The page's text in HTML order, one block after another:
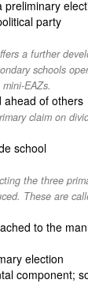
preliminary
party
a further
schools
EAZs.
ahead of others
claim on
school
the three
These are
to the
election
component;